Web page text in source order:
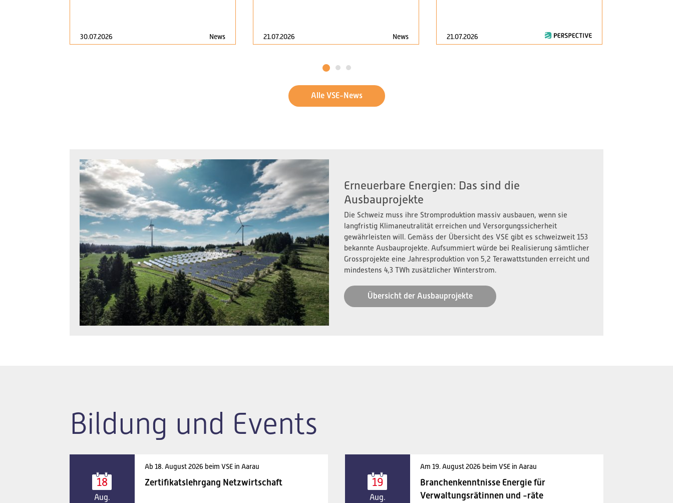
30.07.2026 News 21.07.2026 News 21.07.2026
1 2 3
Alle VSE-News
Erneuerbare Energien: Das sind die
Ausbauprojekte
Die Schweiz muss ihre Stromproduktion massiv ausbauen, wenn sie
langfristig Klimaneutralität erreichen und Versorgungssicherheit
gewährleisten will. Gemäss der Übersicht des VSE gibt es schweizweit 153
bekannte Ausbauprojekte. Aufsummiert würde bei Realisierung sämtlicher
Grossprojekte eine Jahresproduktion von 5,2 Terawattstunden erreicht und
mindestens 4,3 TWh zusätzlicher Winterstrom.
Übersicht der Ausbauprojekte
Bildung und Events
18
Aug.
Ab 18. August 2026 beim VSE in Aarau
Zertifikatslehrgang Netzwirtschaft 19
Aug.
Am 19. August 2026 beim VSE in Aarau
Branchenkenntnisse Energie für
Verwaltungsrätinnen und -räte